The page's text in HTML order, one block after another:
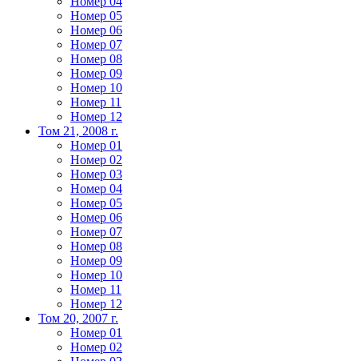
Номер 05
Номер 06
Номер 07
Номер 08
Номер 09
Номер 10
Номер 11
Номер 12
Том 21, 2008 г.
Номер 01
Номер 02
Номер 03
Номер 04
Номер 05
Номер 06
Номер 07
Номер 08
Номер 09
Номер 10
Номер 11
Номер 12
Том 20, 2007 г.
Номер 01
Номер 02